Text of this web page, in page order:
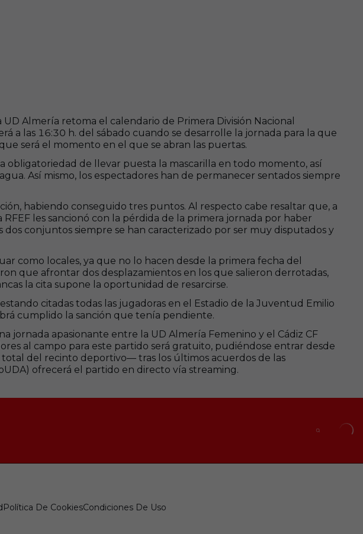
Almería retoma el calendario de Primera División Nacional
a las 16:30 h. del sábado cuando se desarrolle la jornada para la que
será el momento en el que se abran las puertas.
de llevar puesta la mascarilla en todo momento, así
Así mismo, los espectadores han de permanecer sentados siempre
habiendo conseguido tres puntos. Al respecto cabe resaltar que, a
les sancionó con la pérdida de la primera jornada por haber
conjuntos siempre se han caracterizado por ser muy disputados y
como locales, ya que no lo hacen desde la primera fecha del
que afrontar dos desplazamientos en los que salieron derrotadas,
la cita supone la oportunidad de resarcirse.
citadas todas las jugadoras en el Estadio de la Juventud Emilio
cumplido la sanción que tenía pendiente.
jornada apasionante entre la UD Almería Femenino y el Cádiz CF
al campo para este partido será gratuito, pudiéndose entrar desde
del recinto deportivo— tras los últimos acuerdos de las
ofrecerá el partido en directo vía streaming.
Política De CookiesCondiciones De Uso